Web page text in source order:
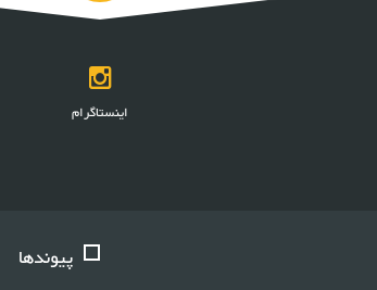
اینستاگرام
پیوندها